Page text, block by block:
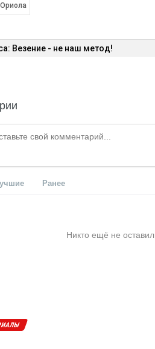
Ориола
Везение - не наш метод!
Ранее
Никто ещё не